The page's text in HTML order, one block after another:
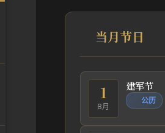
当月节日
1
8月
建军节
公历